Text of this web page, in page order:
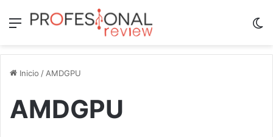
Menú
Inicio /AMDGPU
AMDGPU